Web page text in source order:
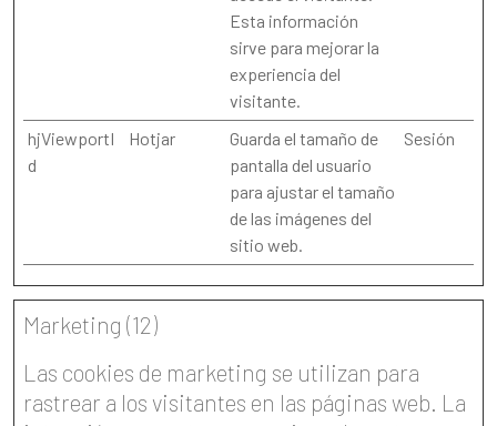
Esta información
sirve para mejorar la
experiencia del
visitante.
hjViewportI
d
Hotjar
Guarda el tamaño de
pantalla del usuario
para ajustar el tamaño
de las imágenes del
sitio web.
Sesión
Marketing (12)
Las cookies de marketing se utilizan para
rastrear a los visitantes en las páginas web. La